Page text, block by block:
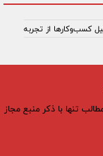
کسب‌وکارها از تجربه
تنها با ذکر منبع مجاز